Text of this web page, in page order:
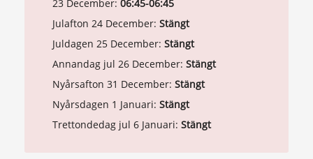
23 December: 06:45-06:45
Julafton 24 December: Stängt
Juldagen 25 December: Stängt
Annandag jul 26 December: Stängt
Nyårsafton 31 December: Stängt
Nyårsdagen 1 Januari: Stängt
Trettondedag jul 6 Januari: Stängt